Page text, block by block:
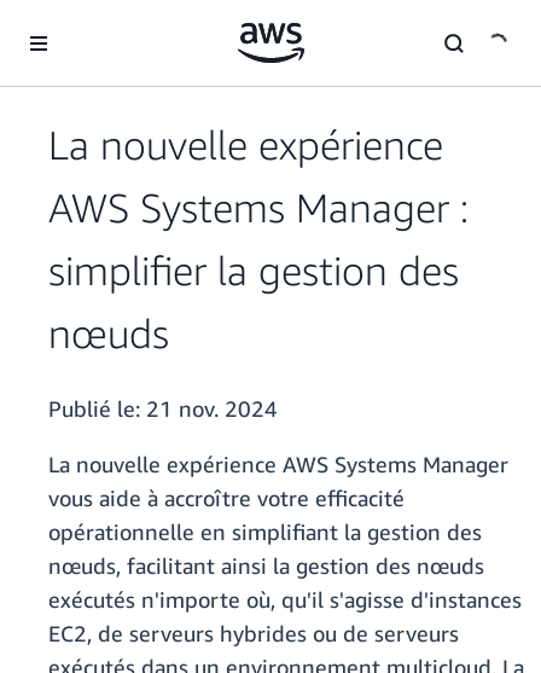
La nouvelle expérience
AWS Systems Manager :
simplifier la gestion des
nœuds
Publié le: 21 nov. 2024
La nouvelle expérience AWS Systems Manager
vous aide à accroître votre efficacité
opérationnelle en simplifiant la gestion des
nœuds, facilitant ainsi la gestion des nœuds
exécutés n'importe où, qu'il s'agisse d'instances
EC2, de serveurs hybrides ou de serveurs
exécutés dans un environnement multicloud. La